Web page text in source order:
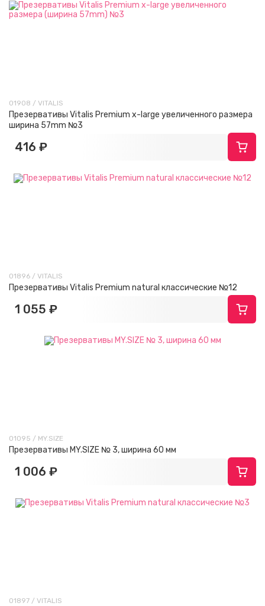
01908 / VITALIS
Презервативы Vitalis Premium x-large увеличенного размера
ширина 57mm №3
416 ₽
01896 / VITALIS
Презервативы Vitalis Premium natural классические №12
1 055 ₽
01095 / MY.SIZE
Презервативы MY.SIZE № 3, ширина 60 мм
1 006 ₽
01897 / VITALIS